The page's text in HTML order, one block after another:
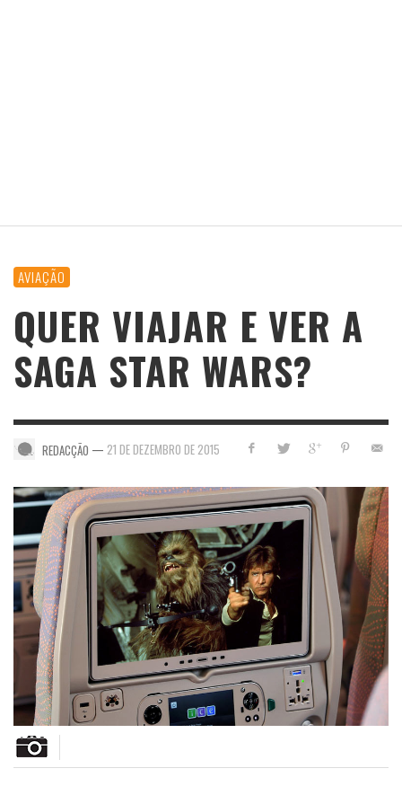
AVIAÇÃO
QUER VIAJAR E VER A
SAGA STAR WARS?
REDACÇÃO — 21 DE DEZEMBRO DE 2015